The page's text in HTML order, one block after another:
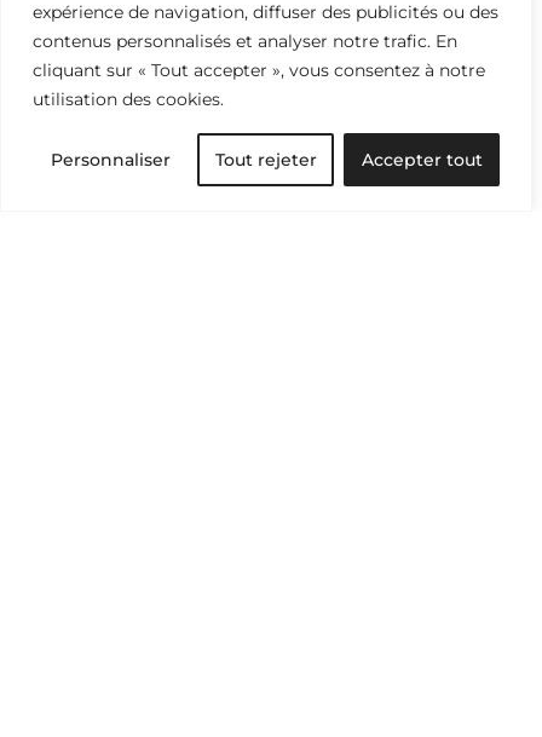
expérience de navigation, diffuser des publicités ou des
contenus personnalisés et analyser notre trafic. En
cliquant sur « Tout accepter », vous consentez à notre
utilisation des cookies.
Personnaliser Tout rejeter Accepter tout